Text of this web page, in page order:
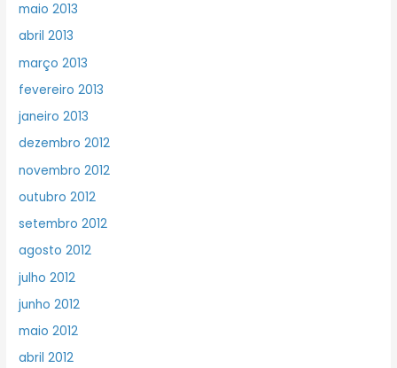
maio 2013
abril 2013
março 2013
fevereiro 2013
janeiro 2013
dezembro 2012
novembro 2012
outubro 2012
setembro 2012
agosto 2012
julho 2012
junho 2012
maio 2012
abril 2012